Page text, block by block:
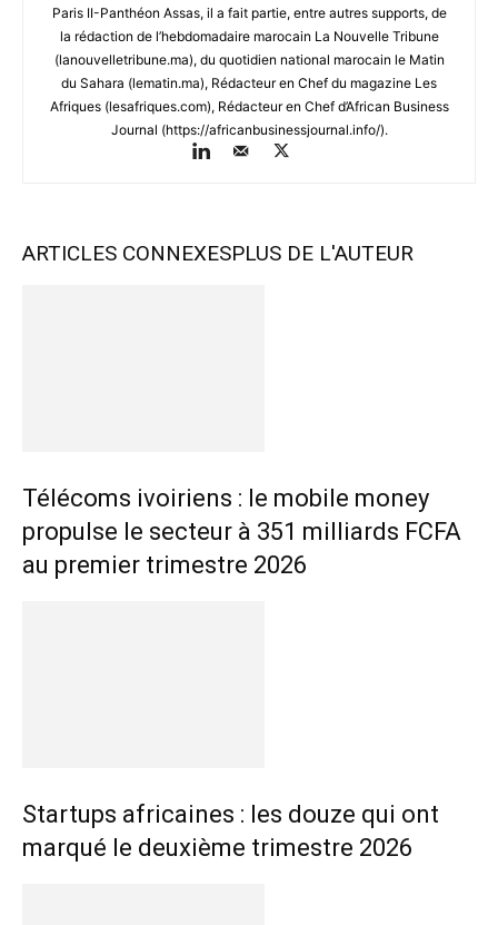
Paris II-Panthéon Assas, il a fait partie, entre autres supports, de
la rédaction de l’hebdomadaire marocain La Nouvelle Tribune
(lanouvelletribune.ma), du quotidien national marocain le Matin
du Sahara (lematin.ma), Rédacteur en Chef du magazine Les
Afriques (lesafriques.com), Rédacteur en Chef d’African Business
Journal (https://africanbusinessjournal.info/).
ARTICLES CONNEXESPLUS DE L'AUTEUR
Télécoms ivoiriens : le mobile money
propulse le secteur à 351 milliards FCFA
au premier trimestre 2026
Startups africaines : les douze qui ont
marqué le deuxième trimestre 2026